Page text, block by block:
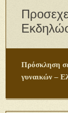
Πρόσκληση
γυναικών –